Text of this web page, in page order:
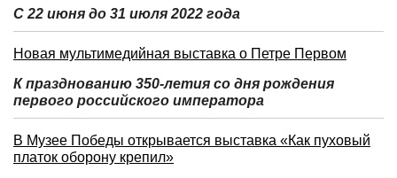
С 22 июня до 31 июля 2022 года
Новая мультимедийная выставка о Петре Первом
К празднованию 350-летия со дня рождения
первого российского императора
В Музее Победы открывается выставка «Как пуховый
платок оборону крепил»